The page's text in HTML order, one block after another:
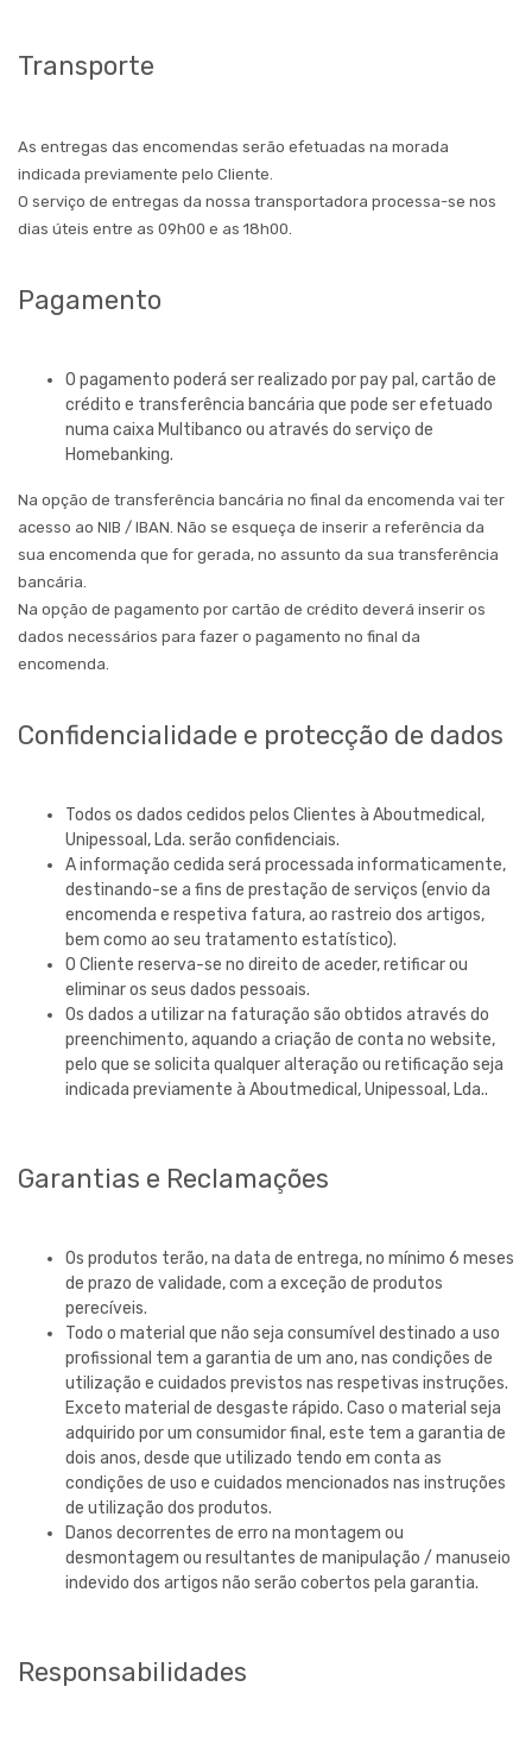
Transporte
As entregas das encomendas serão efetuadas na morada
indicada previamente pelo Cliente.
O serviço de entregas da nossa transportadora processa-se nos
dias úteis entre as 09h00 e as 18h00.
Pagamento
O pagamento poderá ser realizado por pay pal, cartão de
crédito e transferência bancária que pode ser efetuado
numa caixa Multibanco ou através do serviço de
Homebanking.
Na opção de transferência bancária no final da encomenda vai ter
acesso ao NIB / IBAN. Não se esqueça de inserir a referência da
sua encomenda que for gerada, no assunto da sua transferência
bancária.
Na opção de pagamento por cartão de crédito deverá inserir os
dados necessários para fazer o pagamento no final da
encomenda.
Confidencialidade e protecção de dados
Todos os dados cedidos pelos Clientes à Aboutmedical,
Unipessoal, Lda. serão confidenciais.
A informação cedida será processada informaticamente,
destinando-se a fins de prestação de serviços (envio da
encomenda e respetiva fatura, ao rastreio dos artigos,
bem como ao seu tratamento estatístico).
O Cliente reserva-se no direito de aceder, retificar ou
eliminar os seus dados pessoais.
Os dados a utilizar na faturação são obtidos através do
preenchimento, aquando a criação de conta no website,
pelo que se solicita qualquer alteração ou retificação seja
indicada previamente à Aboutmedical, Unipessoal, Lda..
Garantias e Reclamações
Os produtos terão, na data de entrega, no mínimo 6 meses
de prazo de validade, com a exceção de produtos
perecíveis.
Todo o material que não seja consumível destinado a uso
profissional tem a garantia de um ano, nas condições de
utilização e cuidados previstos nas respetivas instruções.
Exceto material de desgaste rápido. Caso o material seja
adquirido por um consumidor final, este tem a garantia de
dois anos, desde que utilizado tendo em conta as
condições de uso e cuidados mencionados nas instruções
de utilização dos produtos.
Danos decorrentes de erro na montagem ou
desmontagem ou resultantes de manipulação / manuseio
indevido dos artigos não serão cobertos pela garantia.
Responsabilidades